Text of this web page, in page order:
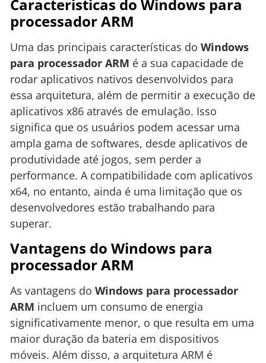
Características do Windows para
processador ARM
Uma das principais características do Windows
para processador ARM é a sua capacidade de
rodar aplicativos nativos desenvolvidos para
essa arquitetura, além de permitir a execução de
aplicativos x86 através de emulação. Isso
significa que os usuários podem acessar uma
ampla gama de softwares, desde aplicativos de
produtividade até jogos, sem perder a
performance. A compatibilidade com aplicativos
x64, no entanto, ainda é uma limitação que os
desenvolvedores estão trabalhando para
superar.
Vantagens do Windows para
processador ARM
As vantagens do Windows para processador
ARM incluem um consumo de energia
significativamente menor, o que resulta em uma
maior duração da bateria em dispositivos
móveis. Além disso, a arquitetura ARM é